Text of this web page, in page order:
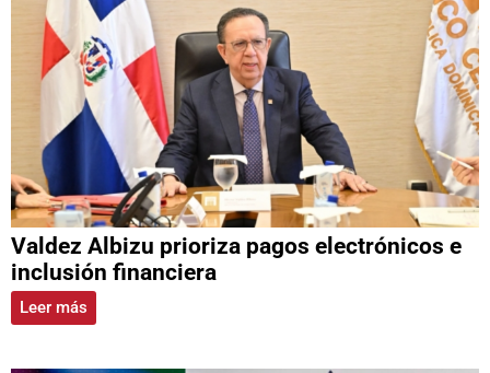
Valdez Albizu prioriza pagos electrónicos e
inclusión financiera
Leer más